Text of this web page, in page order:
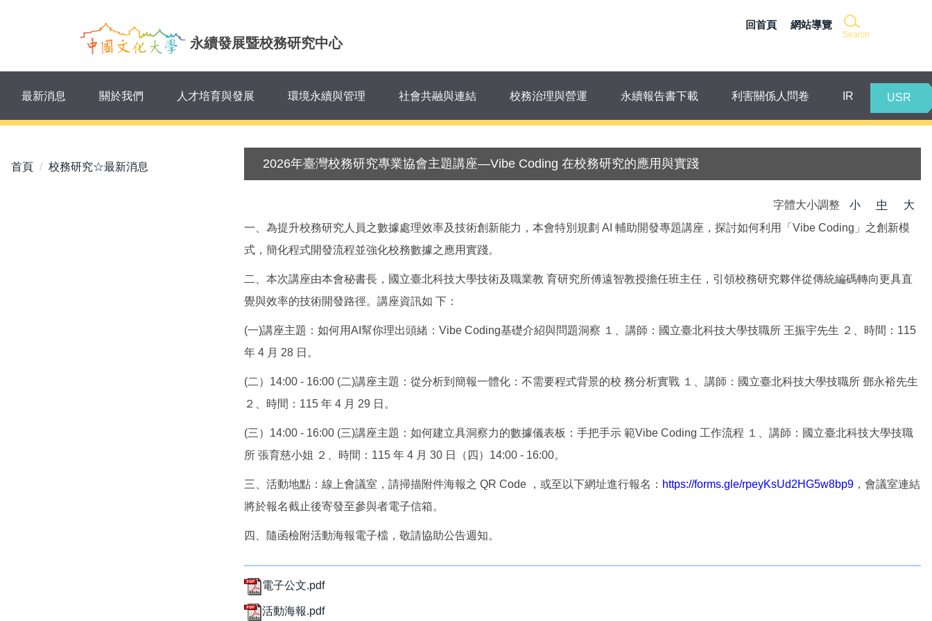
永續發展暨校務研究中心
Search
回首頁 網站導覽
最新消息 關於我們 人才培育與發展 環境永續與管理 社會共融與連結 校務治理與營運 永續報告書下載 利害關係人問卷 IR USR
首頁 校務研究☆最新消息 2026年臺灣校務研究專業協會主題講座—Vibe Coding 在校務研究的應用與實踐
字體大小調整 小 中
大
一、為提升校務研究人員之數據處理效率及技術創新能力，本會特別規劃 AI 輔助開發專題講座，探討如何利用「Vibe Coding」之創新模
式，簡化程式開發流程並強化校務數據之應用實踐。
二、本次講座由本會秘書長，國立臺北科技大學技術及職業教 育研究所傅遠智教授擔任班主任，引領校務研究夥伴從傳統編碼轉向更具直
覺與效率的技術開發路徑。講座資訊如 下：
(一)講座主題：如何用AI幫你理出頭緒：Vibe Coding基礎介紹與問題洞察 １、講師：國立臺北科技大學技職所 王振宇先生 ２、時間：115
年 4 月 28 日。
(二）14:00 - 16:00 (二)講座主題：從分析到簡報一體化：不需要程式背景的校 務分析實戰 １、講師：國立臺北科技大學技職所 鄧永裕先生
２、時間：115 年 4 月 29 日。
(三）14:00 - 16:00 (三)講座主題：如何建立具洞察力的數據儀表板：手把手示 範Vibe Coding 工作流程 １、講師：國立臺北科技大學技職
所 張育慈小姐 ２、時間：115 年 4 月 30 日（四）14:00 - 16:00。
三、活動地點：線上會議室，請掃描附件海報之 QR Code ，或至以下網址進行報名： https://forms.gle/rpeyKsUd2HG5w8bp9 ，會議室連結
將於報名截止後寄發至參與者電子信箱。
四、隨函檢附活動海報電子檔，敬請協助公告週知。
電子公文.pdf
活動海報.pdf